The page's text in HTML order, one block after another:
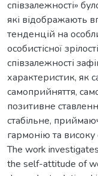
співзалежності»
які відображають
тенденцій на
особистісної
співзалежності
характеристик, як
самоприйняття,
позитивне
стабільне,
гармонію та високу
The work
the self-attitude of